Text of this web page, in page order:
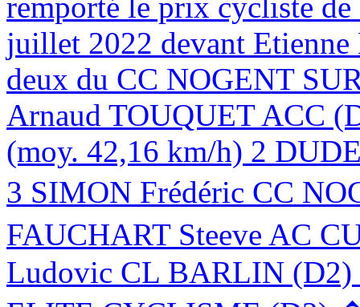
juillet 2022 devant
deux du CC NOGENT
Arnaud TOUQUET ACC
(moy. 42,16 km/h) 2
3 SIMON Frédéric CC
FAUCHART Steeve AC
Ludovic CL BARLIN